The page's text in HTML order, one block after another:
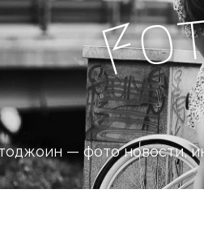
Fo
— фото новости,